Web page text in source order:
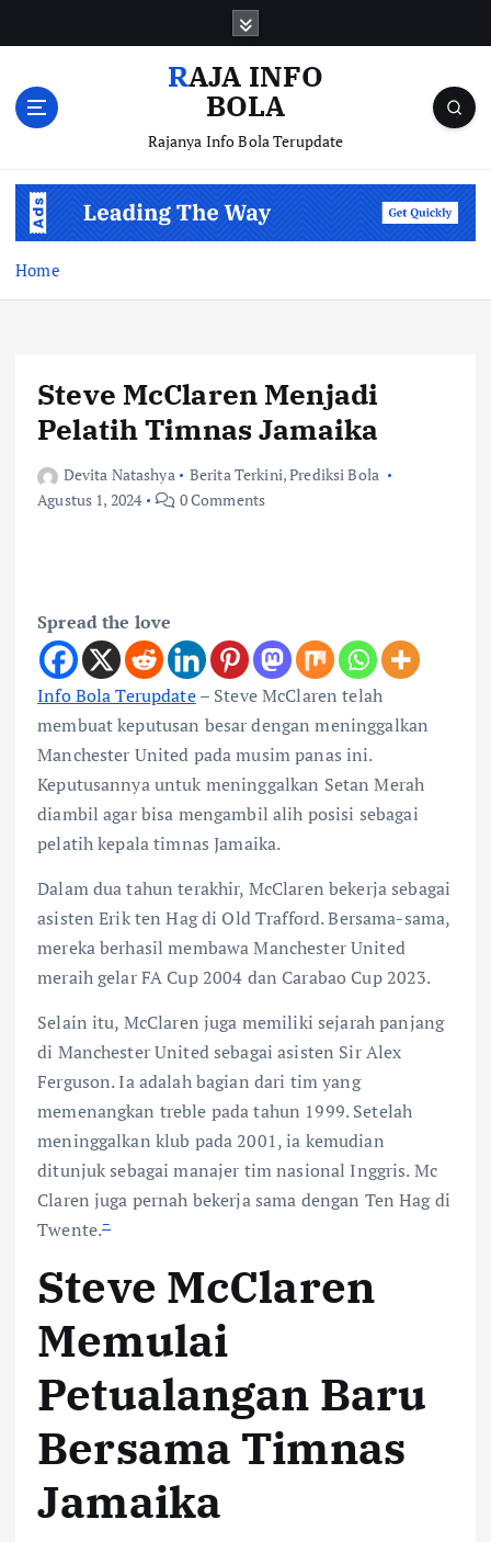
RAJA INFO
BOLA
Rajanya Info Bola Terupdate
Home
Steve McClaren Menjadi
Pelatih Timnas Jamaika
Devita Natashya Berita Terkini,Prediksi Bola
Agustus 1, 2024
0 Comments
Spread the love
Info Bola Terupdate– Steve McClaren telah
membuat keputusan besar dengan meninggalkan
Manchester United pada musim panas ini.
Keputusannya untuk meninggalkan Setan Merah
diambil agar bisa mengambil alih posisi sebagai
pelatih kepala timnas Jamaika.
Dalam dua tahun terakhir, McClaren bekerja sebagai
asisten Erik ten Hag di Old Trafford. Bersama-sama,
mereka berhasil membawa Manchester United
meraih gelar FA Cup 2004 dan Carabao Cup 2023.
Selain itu, McClaren juga memiliki sejarah panjang
di Manchester United sebagai asisten Sir Alex
Ferguson. Ia adalah bagian dari tim yang
memenangkan treble pada tahun 1999. Setelah
meninggalkan klub pada 2001, ia kemudian
ditunjuk sebagai manajer tim nasional Inggris. Mc
Claren juga pernah bekerja sama dengan Ten Hag di
Twente.–
Steve McClaren
Memulai
Petualangan Baru
Bersama Timnas
Jamaika